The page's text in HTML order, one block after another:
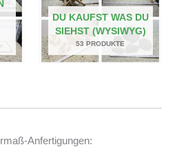
DU KAUFST WAS DU
SIEHST (WYSIWYG)
53 PRODUKTE
Anfertigungen: